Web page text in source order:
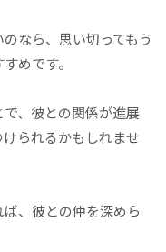
なら、思い切ってもう
めです。
、彼との関係が進展
られるかもしれませ
、彼との仲を深めら